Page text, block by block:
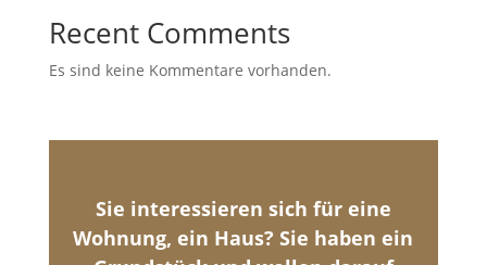
Recent Comments
Es sind keine Kommentare vorhanden.
Sie interessieren sich für eine
Wohnung, ein Haus? Sie haben ein